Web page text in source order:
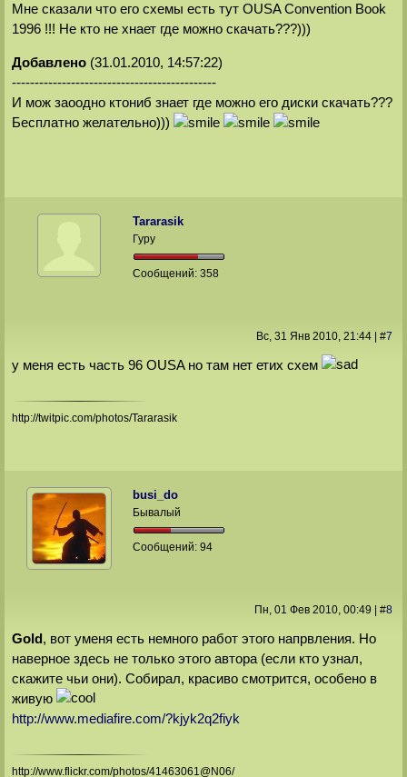
Мне сказали что его схемы есть тут OUSA Convention Book
1996 !!! Не кто не хнает где можно скачать???)))
Добавлено(31.01.2010, 14:57:22)
---------------------------------------------
И мож заоодно ктониб знает где можно его диски скачать???
Бесплатно желательно)))
Tararasik
Гуру
Сообщений:358
Вс, 31 Янв 2010, 21:44| #7
у меня есть часть 96 OUSA но там нет етих схем
http://twitpic.com/photos/Tararasik
busi_do
Бывалый
Сообщений:94
Пн, 01 Фев 2010, 00:49 #8
Gold, вот уменя есть немного работ этого напрвления. Но
наверное здесь не только этого автора (если кто узнал,
скажите чьи они). Собирал, красиво смотрится, особено в
живую
http://www.mediafire.com/?kjyk2q2fiyk
http://www.flickr.com/photos/41463061@N06/